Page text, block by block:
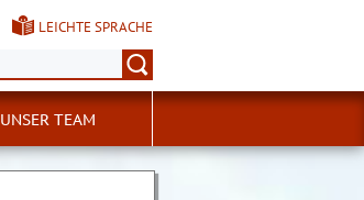
LEICHTE SPRACHE
UNSER TEAM